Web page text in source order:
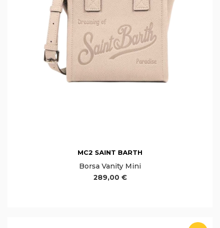
MC2 SAINT BARTH
Borsa Vanity Mini
289,00 €